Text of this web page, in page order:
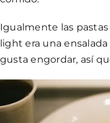
Igualmente las
light era una
gusta engordar, así